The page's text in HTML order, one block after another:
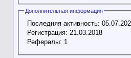
Дополнительная информация
Последняя активность:
Регистрация: 21.03.2018
Рефералы: 1